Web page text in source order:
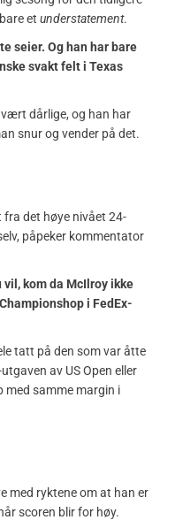
et understatement.
seier. Og han har bare
svakt felt i Texas
dårlige, og han har
snur og vender på det.
det høye nivået 24-
påpeker kommentator
kom da McIlroy ikke
i FedEx-
tatt på den som var åtte
av US Open eller
med samme margin i
med ryktene om at han er
scoren blir for høy.